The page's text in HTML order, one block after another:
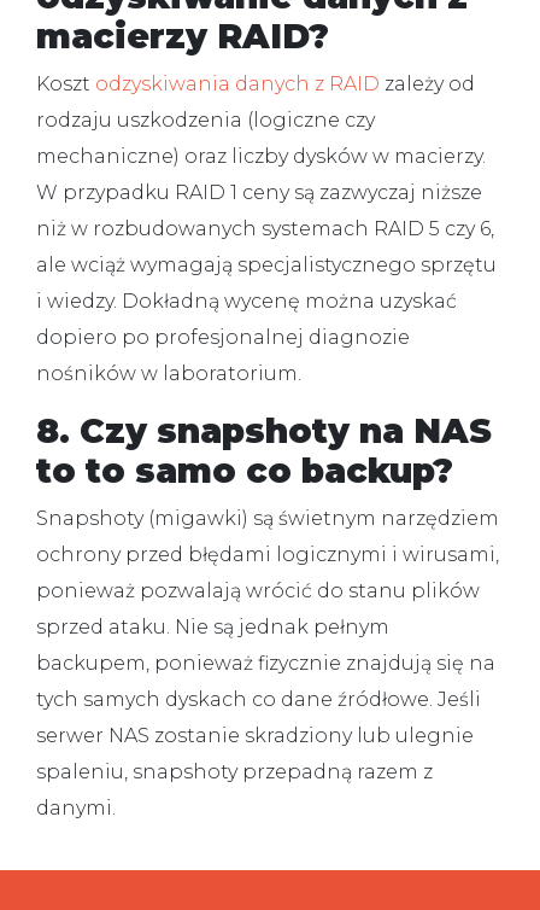
macierzy RAID?
Koszt odzyskiwania danych z RAID zależy od
rodzaju uszkodzenia (logiczne czy
mechaniczne) oraz liczby dysków w macierzy.
W przypadku RAID 1 ceny są zazwyczaj niższe
niż w rozbudowanych systemach RAID 5 czy 6,
ale wciąż wymagają specjalistycznego sprzętu
i wiedzy. Dokładną wycenę można uzyskać
dopiero po profesjonalnej diagnozie
nośników w laboratorium.
8. Czy snapshoty na NAS
to to samo co backup?
Snapshoty (migawki) są świetnym narzędziem
ochrony przed błędami logicznymi i wirusami,
ponieważ pozwalają wrócić do stanu plików
sprzed ataku. Nie są jednak pełnym
backupem, ponieważ fizycznie znajdują się na
tych samych dyskach co dane źródłowe. Jeśli
serwer NAS zostanie skradziony lub ulegnie
spaleniu, snapshoty przepadną razem z
danymi.